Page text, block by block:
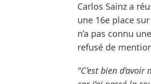
Carlos Sainz a
une 16e place
n’a pas connu
refusé de
"C’est bien